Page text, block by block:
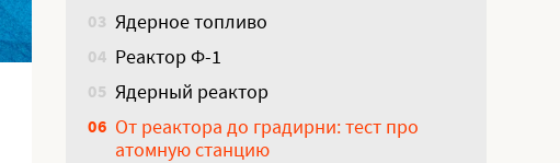
03 Ядерное топливо
04 Реактор Ф-1
05 Ядерный реактор
06 От реактора до градирни: тест про
атомную станцию